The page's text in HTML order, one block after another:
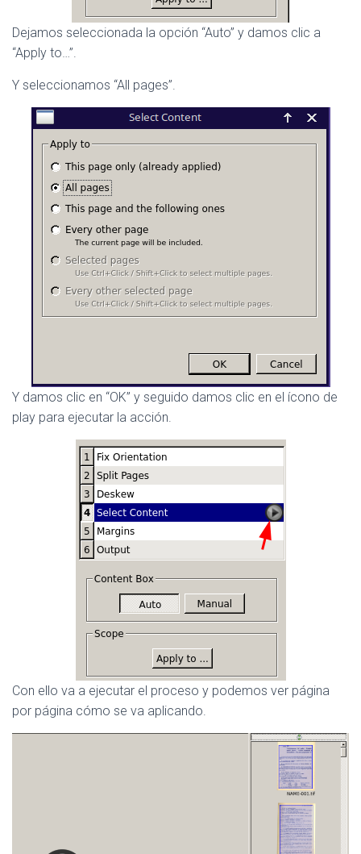
Dejamos seleccionada la opción “Auto” y damos clic a
“Apply to…”.
Y seleccionamos “All pages”.
Y damos clic en “OK” y seguido damos clic en el ícono de
play para ejecutar la acción.
Con ello va a ejecutar el proceso y podemos ver página
por página cómo se va aplicando.